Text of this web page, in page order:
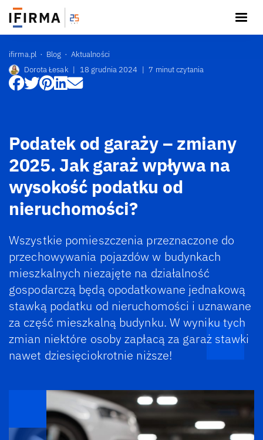
ifirma.pl Blog
Aktualności
Dorota Łesak | 18 grudnia 2024 | 7 minut czytania
Podatek od garaży – zmiany
2025. Jak garaż wpływa na
wysokość podatku od
nieruchomości?
Wszystkie pomieszczenia przeznaczone do
przechowywania pojazdów w budynkach
mieszkalnych niezajęte na działalność
gospodarczą będą opodatkowane jednakową
stawką podatku od nieruchomości i uznawane
za część mieszkalną budynku. W wyniku tych
zmian niektóre osoby zapłacą za garaż stawki
nawet dziesięciokrotnie niższe!